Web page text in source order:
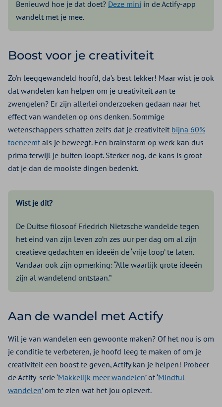
Benieuwd hoe je dat doet? Deze mini in de Actify-app
wandelt met je mee.
Boost voor je creativiteit
Zo’n leeggewandeld hoofd, da’s best lekker! Maar wist je ook
dat wandelen kan helpen om je creativiteit aan te
zwengelen? Er zijn allerlei onderzoeken gedaan naar het
effect van wandelen op ons denken. Sommige
wetenschappers schatten zelfs dat je creativiteit bijna 60%
toeneemt als je beweegt. Een brainstorm op werk kan dus
prima terwijl je buiten loopt. Sterker nog, de kans is groot
dat je dan de mooiste dingen bedenkt.
Wist je dit?
De Duitse filosoof Friedrich Nietzsche wandelde tegen
het eind van zijn leven zo’n zes uur per dag om al zijn
creatieve gedachten en ideeën de ‘vrije loop’ te laten.
Vandaar ook zijn opmerking: “Alle waarlijk grote ideeën
zijn al wandelend ontstaan.”
Aan de wandel met Actify
Wil je van wandelen een gewoonte maken? Of het nou is om
je conditie te verbeteren, je hoofd leeg te maken of om je
creativiteit een boost te geven, Actify kan je helpen! Probeer
de Actify-serie ‘Makkelijk meer wandelen’ of ‘Mindful
wandelen’ om te zien wat het jou oplevert.